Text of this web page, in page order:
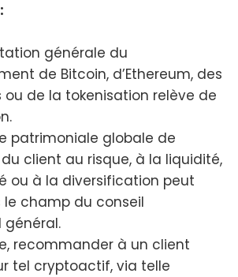
générale du
de Bitcoin, d’Ethereum, des
ou de la tokenisation relève de
patrimoniale globale de
du client au risque, à la liquidité,
ou à la diversification peut
le champ du conseil
recommander à un client
tel cryptoactif, via telle